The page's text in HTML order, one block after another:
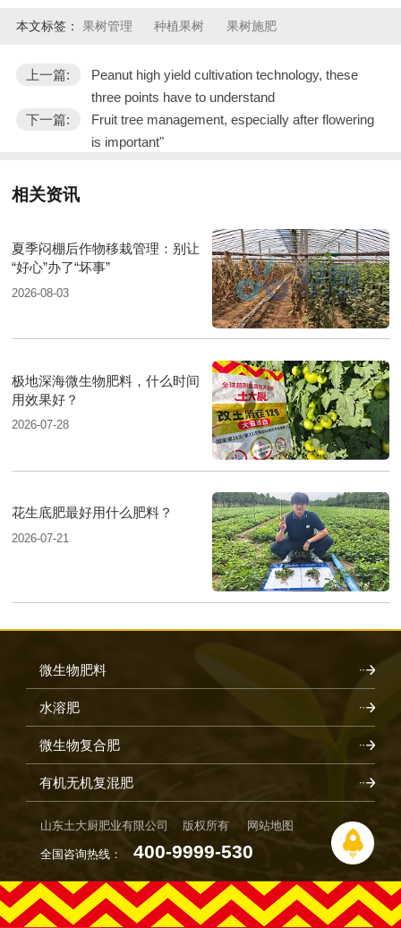
本文标签： 果树管理 种植果树 果树施肥
上一篇:
Peanut high yield cultivation technology, these
three points have to understand
下一篇:
Fruit tree management, especially after flowering
is important"
相关资讯
夏季闷棚后作物移栽管理：别让
“好心”办了“坏事”
2026-08-03
极地深海微生物肥料，什么时间
用效果好？
2026-07-28
花生底肥最好用什么肥料？
2026-07-21
微生物肥料
水溶肥
微生物复合肥
有机无机复混肥
山东土大厨肥业有限公司 版权所有 网站地图
全国咨询热线： 400-9999-530